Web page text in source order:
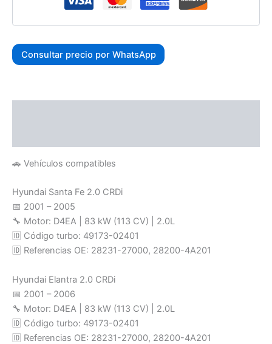
Consultar precio por WhatsApp
🚗 Vehículos compatibles
Hyundai Santa Fe 2.0 CRDi
📅 2001 – 2005
🔧 Motor: D4EA | 83 kW (113 CV) | 2.0L
🆔 Código turbo: 49173-02401
🆔 Referencias OE: 28231-27000, 28200-4A201
Hyundai Elantra 2.0 CRDi
📅 2001 – 2006
🔧 Motor: D4EA | 83 kW (113 CV) | 2.0L
🆔 Código turbo: 49173-02401
🆔 Referencias OE: 28231-27000, 28200-4A201